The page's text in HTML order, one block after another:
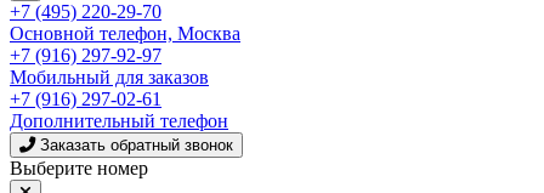
+7 (495) 220-29-70
Основной телефон, Москва
+7 (916) 297-92-97
Мобильный для заказов
+7 (916) 297-02-61
Дополнительный телефон
Заказать обратный звонок
Выберите номер